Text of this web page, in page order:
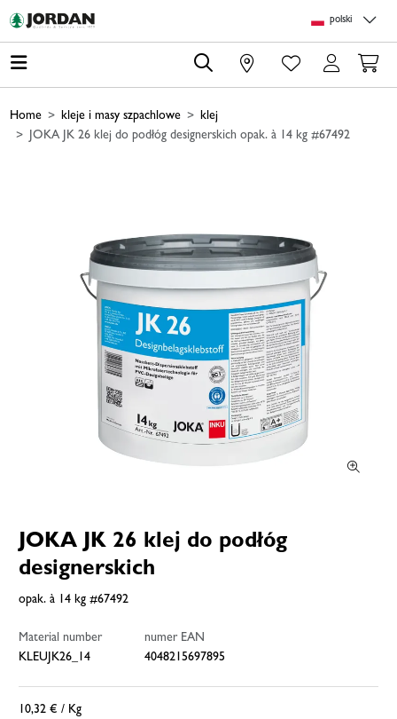
polski
0
Home kleje i masy szpachlowe
klej
JOKA JK 26 klej do podłóg designerskich opak. à 14 kg #67492
JOKA JK 26 klej do podłóg
designerskich
opak. à 14 kg #67492
Material number
KLEUJK26_14
numer EAN
4048215697895
10,32 € / Kg